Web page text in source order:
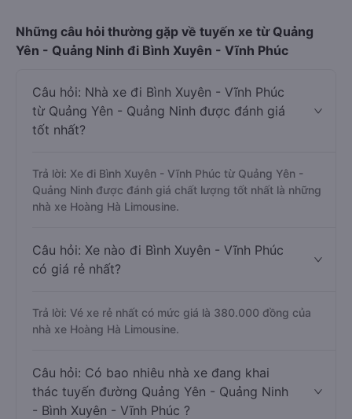
Những câu hỏi thường gặp về tuyến xe từ Quảng
Yên - Quảng Ninh đi Bình Xuyên - Vĩnh Phúc
Câu hỏi: Nhà xe đi Bình Xuyên - Vĩnh Phúc
từ Quảng Yên - Quảng Ninh được đánh giá
tốt nhất?
Trả lời: Xe đi Bình Xuyên - Vĩnh Phúc từ Quảng Yên -
Quảng Ninh được đánh giá chất lượng tốt nhất là những
nhà xe Hoàng Hà Limousine.
Câu hỏi: Xe nào đi Bình Xuyên - Vĩnh Phúc
có giá rẻ nhất?
Trả lời: Vé xe rẻ nhất có mức giá là 380.000 đồng của
nhà xe Hoàng Hà Limousine.
Câu hỏi: Có bao nhiêu nhà xe đang khai
thác tuyến đường Quảng Yên - Quảng Ninh
- Bình Xuyên - Vĩnh Phúc ?